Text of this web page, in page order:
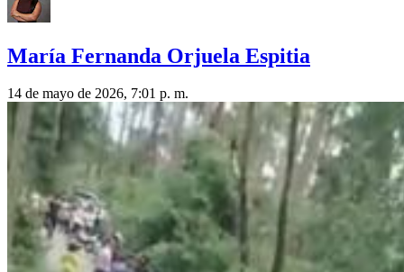
María Fernanda Orjuela Espitia
14 de mayo de 2026, 7:01 p. m.